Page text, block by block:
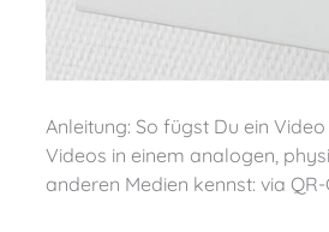
Anleitung: So fügst Du ein Video
Videos in einem analogen, physischen Buch? Das funktioniert über einen kleinen Trick, den Du ganz sicher schon von
anderen Medien kennst: via QR-